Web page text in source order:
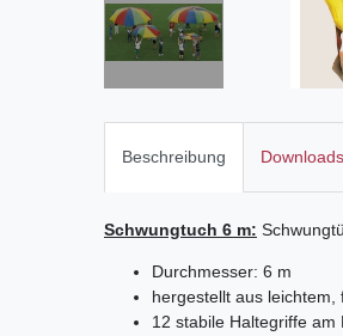
Beschreibung Downloads
Schwungtuch 6 m:
Durchmesser: 6 m
hergestellt aus
12 stabile Haltegriffe am